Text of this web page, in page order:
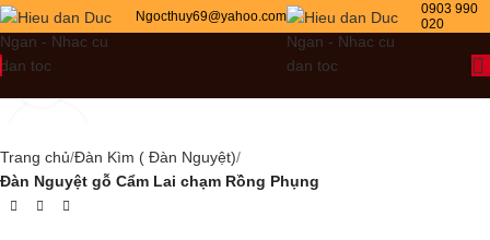
Ngocthuy69@yahoo.com
0903 990
020
Trang chủ Đàn Kìm ( Đàn Nguyệt)
Đàn Nguyệt gỗ Cẩm Lai chạm Rồng Phụng